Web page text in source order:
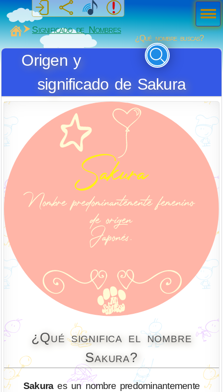
MiSabueso
Significado de Nombres
¿Qué nombre buscas?
Origen y
significado de Sakura
¿Qué significa el nombre
Sakura?
Sakuraes un nombre predominantemente
Men
ú